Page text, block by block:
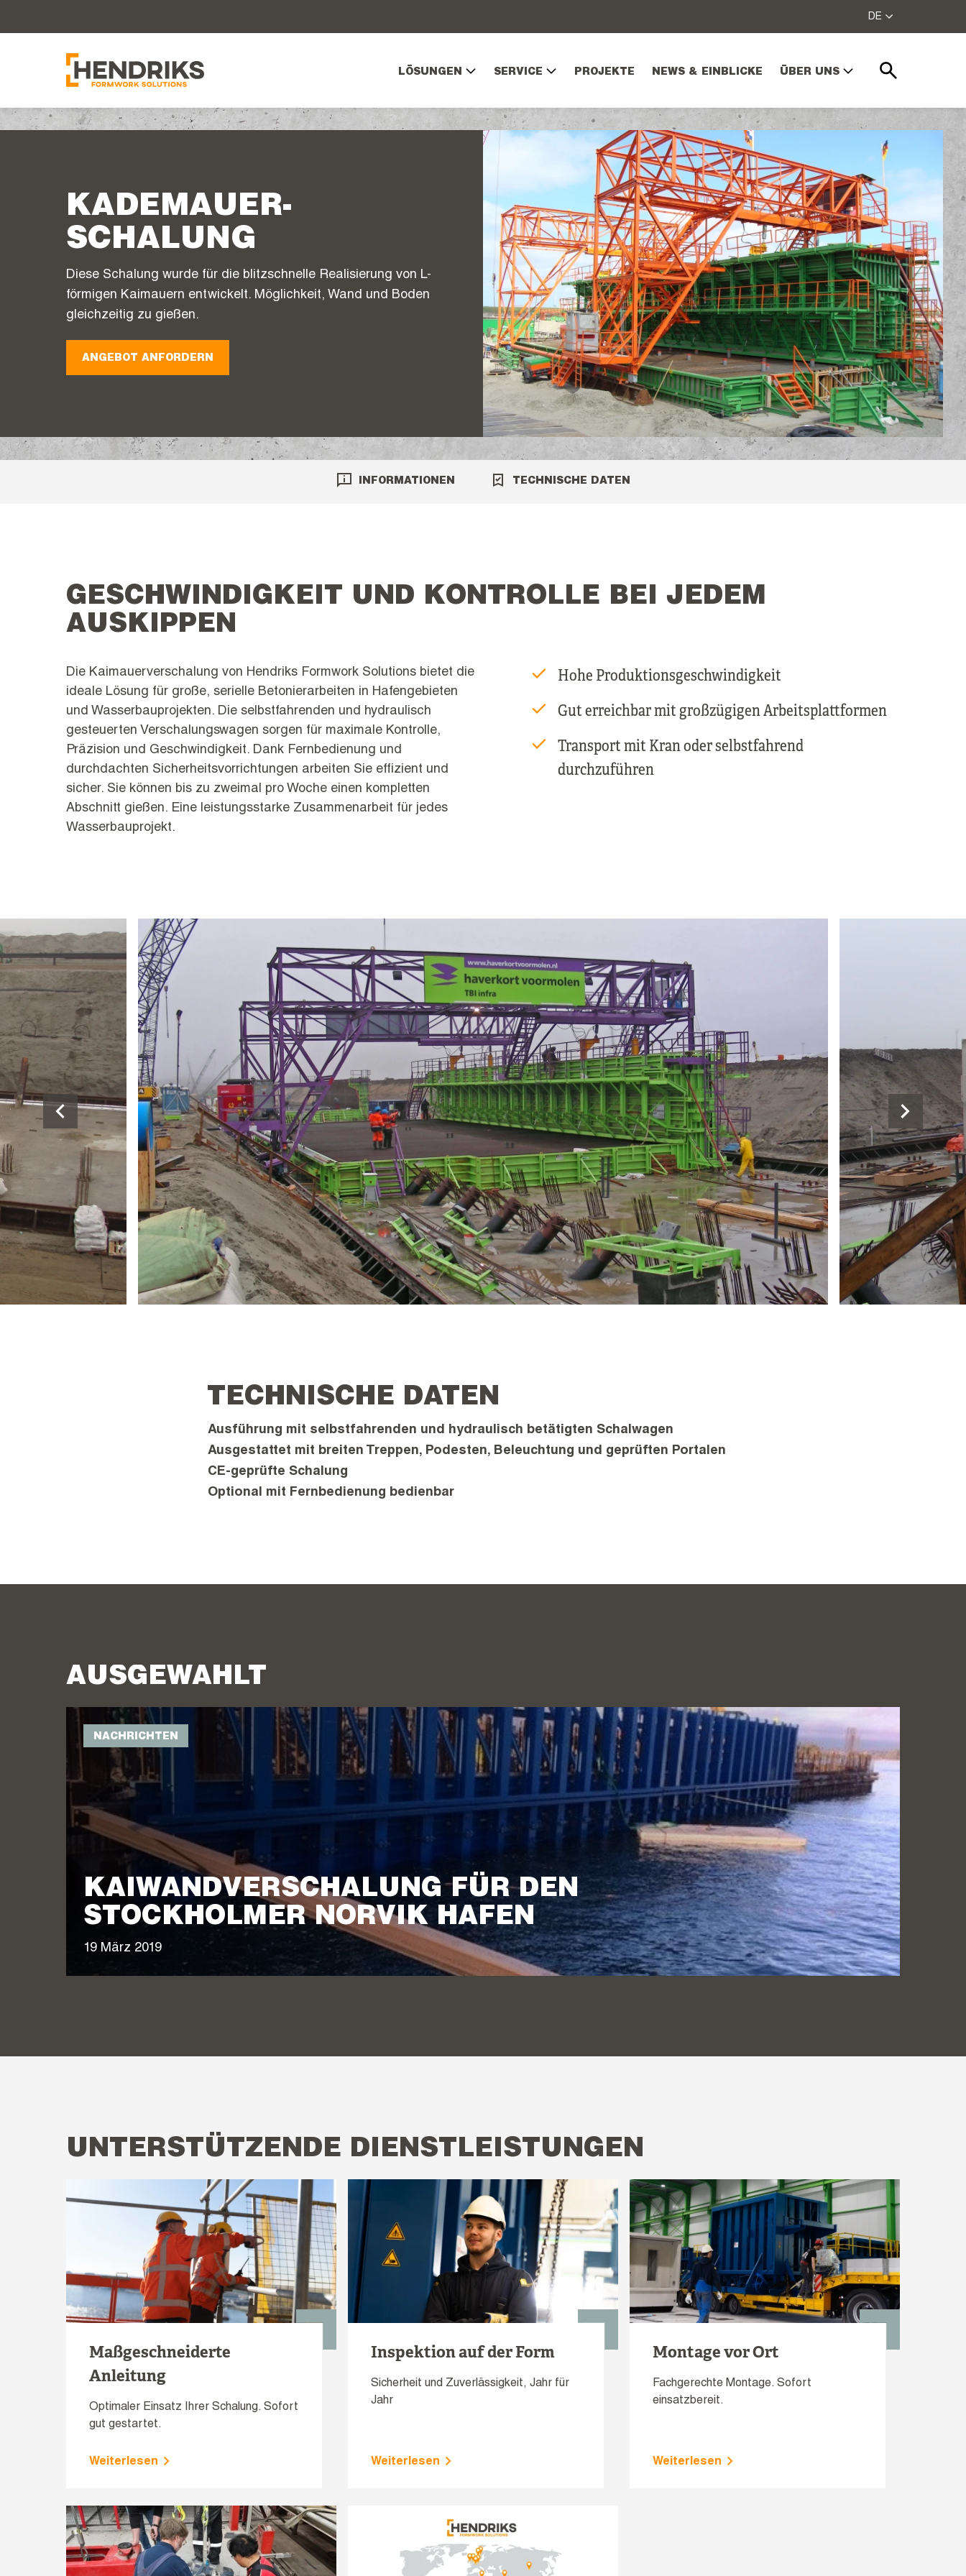
LÖSUNGEN SERVICE PROJEKTE NEWS & EINBLICKE ÜBER UNS
DE
KADEMAUER-
SCHALUNG
Diese Schalung wurde für die blitzschnelle Realisierung von L-
förmigen Kaimauern entwickelt. Möglichkeit, Wand und Boden
gleichzeitig zu gießen.
ANGEBOT ANFORDERN
INFORMATIONEN TECHNISCHE DATEN
GESCHWINDIGKEIT UND KONTROLLE BEI JEDEM
AUSKIPPEN
Die Kaimauerverschalung von Hendriks Formwork Solutions bietet die
ideale Lösung für große, serielle Betonierarbeiten in Hafengebieten
und Wasserbauprojekten. Die selbstfahrenden und hydraulisch
gesteuerten Verschalungswagen sorgen für maximale Kontrolle,
Präzision und Geschwindigkeit. Dank Fernbedienung und
durchdachten Sicherheitsvorrichtungen arbeiten Sie effizient und
sicher. Sie können bis zu zweimal pro Woche einen kompletten
Abschnitt gießen. Eine leistungsstarke Zusammenarbeit für jedes
Wasserbauprojekt.
Hohe Produktionsgeschwindigkeit
Gut erreichbar mit großzügigen Arbeitsplattformen
Transport mit Kran oder selbstfahrend
durchzuführen
TECHNISCHE DATEN
Ausführung mit selbstfahrenden und hydraulisch betätigten Schalwagen
Ausgestattet mit breiten Treppen, Podesten, Beleuchtung und geprüften Portalen
CE-geprüfte Schalung
Optional mit Fernbedienung bedienbar
AUSGEWÄHLT
NACHRICHTEN
KAIWANDVERSCHALUNG FÜR DEN
STOCKHOLMER NORVIK HAFEN
19 März 2019
UNTERSTÜTZENDE DIENSTLEISTUNGEN
Maßgeschneiderte
Anleitung
Optimaler Einsatz Ihrer Schalung. Sofort
gut gestartet.
Weiterlesen
Inspektion auf der Form
Sicherheit und Zuverlässigkeit, Jahr für
Jahr
Weiterlesen
Montage vor Ort
Fachgerechte Montage. Sofort
einsatzbereit.
Weiterlesen